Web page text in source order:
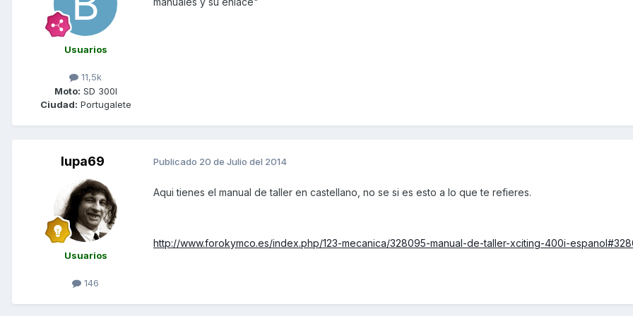
Usuarios
11,5k
Moto: SD 300I
Ciudad: Portugalete
lupa69
Usuarios
146
Publicado 20 de Julio del 2014
Aqui tienes el manual de taller en castellano, no se si es esto a lo que te refieres.
http://www.forokymco.es/index.php/123-mecanica/328095-manual-de-taller-xciting-400i-